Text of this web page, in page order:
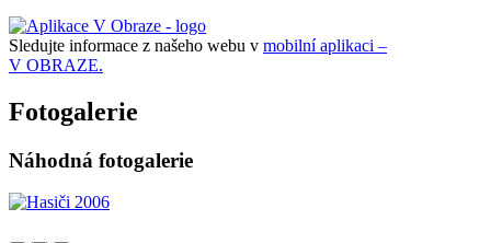
Sledujte informace z našeho webu v mobilní aplikaci –
V OBRAZE.
Fotogalerie
Náhodná fotogalerie